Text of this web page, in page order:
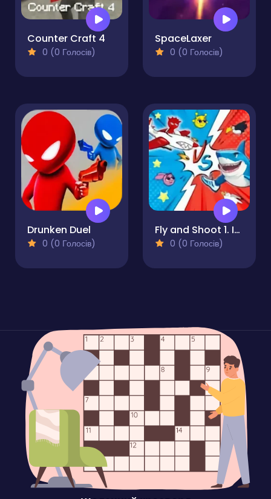
Counter Craft 4
0 (0 Голосів)
SpaceLaxer
0 (0 Голосів)
Drunken Duel
0 (0 Голосів)
Fly and Shoot 1. Italian Bosses
0 (0 Голосів)